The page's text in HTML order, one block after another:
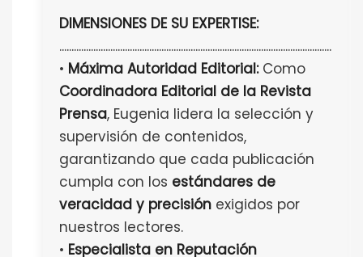
DIMENSIONES DE SU EXPERTISE:
................................................................................................................
• Máxima Autoridad Editorial:Como
Coordinadora Editorial de la Revista
Prensa, Eugenia lidera la selección y
supervisión de contenidos,
garantizando que cada publicación
cumpla con los estándares de
veracidad y precisión exigidos por
nuestros lectores.
• Especialista en Reputación